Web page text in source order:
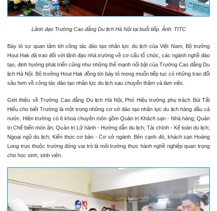
Lãnh đạo Trường Cao đẳng Du lịch Hà Nội tại buổi tiếp. Ảnh: TITC
Bày tỏ sự quan tâm tới công tác đào tạo nhân lực du lịch của Việt Nam, Bộ trưởng
Hout Hak đã trao đổi với lãnh đạo nhà trường về cơ cấu tổ chức, các ngành nghề đào
tạo, định hướng phát triển cũng như những thế mạnh nổi bật của Trường Cao đẳng Du
lịch Hà Nội. Bộ trưởng Hout Hak đồng tời bày tỏ mong muốn tiếp tục có những trao đổi
sâu hơn về công tác đào tạo nhân lực du lịch sau chuyến thăm và làm việc.
Giới thiệu về Trường Cao đẳng Du lịch Hà Nội, Phó Hiệu trưởng phụ trách Bùi Tất
Hiếu cho biết Trường là một trong những cơ sở đào tạo nhân lực du lịch hàng đầu cả
nước. Hiện trường có 6 khoa chuyên môn gồm Quản trị Khách sạn - Nhà hàng; Quản
trị Chế biến món ăn; Quản trị Lữ hành - Hướng dẫn du lịch; Tài chính - Kế toán du lịch;
Ngoại ngữ du lịch; Kiến thức cơ bản - Cơ sở ngành. Bên cạnh đó, khách sạn Hoàng
Long trực thuộc trường đóng vai trò là môi trường thực hành nghề nghiệp quan trọng
cho học sinh, sinh viên.